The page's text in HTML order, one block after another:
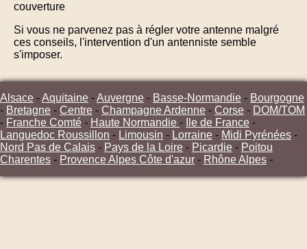
couverture
Si vous ne parvenez pas à régler votre antenne malgré
ces conseils, l'intervention d'un antenniste semble
s'imposer.
Alsace -Aquitaine -Auvergne - Basse-Normandie - Bourgogne
- Bretagne - Centre - Champagne Ardenne - Corse - DOM/TOM
- Franche Comté - Haute Normandie - Ile de France -
Languedoc Roussillon - Limousin - Lorraine - Midi Pyrénées -
Nord Pas de Calais - Pays de la Loire - Picardie - Poitou
Charentes - Provence Alpes Côte d'azur - Rhône Alpes -